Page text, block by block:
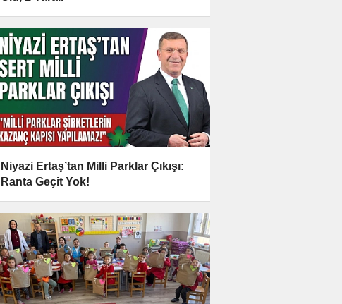
Niyazi Ertaş’tan Milli Parklar Çıkışı:
Ranta Geçit Yok!